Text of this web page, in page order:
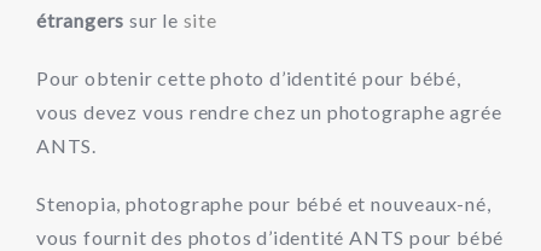
étrangers sur le site
Pour obtenir cette photo d’identité pour bébé,
vous devez vous rendre chez un photographe agrée
ANTS.
Stenopia, photographe pour bébé et nouveaux-né,
vous fournit des photos d’identité ANTS pour bébé